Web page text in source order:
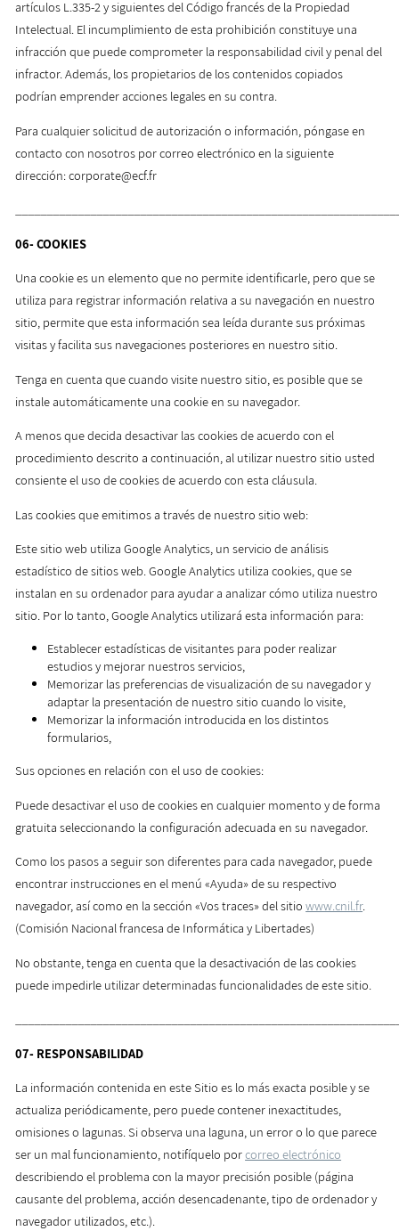
artículos L.335-2 y siguientes del Código francés de la Propiedad
Intelectual. El incumplimiento de esta prohibición constituye una
infracción que puede comprometer la responsabilidad civil y penal del
infractor. Además, los propietarios de los contenidos copiados
podrían emprender acciones legales en su contra.
Para cualquier solicitud de autorización o información, póngase en
contacto con nosotros por correo electrónico en la siguiente
dirección: corporate@ecf.fr
06-COOKIES
Una cookie es un elemento que no permite identificarle, pero que se
utiliza para registrar información relativa a su navegación en nuestro
sitio, permite que esta información sea leída durante sus próximas
visitas y facilita sus navegaciones posteriores en nuestro sitio.
Tenga en cuenta que cuando visite nuestro sitio, es posible que se
instale automáticamente una cookie en su navegador.
A menos que decida desactivar las cookies de acuerdo con el
procedimiento descrito a continuación, al utilizar nuestro sitio usted
consiente el uso de cookies de acuerdo con esta cláusula.
Las cookies que emitimos a través de nuestro sitio web:
Este sitio web utiliza Google Analytics, un servicio de análisis
estadístico de sitios web. Google Analytics utiliza cookies, que se
instalan en su ordenador para ayudar a analizar cómo utiliza nuestro
sitio. Por lo tanto, Google Analytics utilizará esta información para:
Establecer estadísticas de visitantes para poder realizar
estudios y mejorar nuestros servicios,
Memorizar las preferencias de visualización de su navegador y
adaptar la presentación de nuestro sitio cuando lo visite,
Memorizar la información introducida en los distintos
formularios,
Sus opciones en relación con el uso de cookies:
Puede desactivar el uso de cookies en cualquier momento y de forma
gratuita seleccionando la configuración adecuada en su navegador.
Como los pasos a seguir son diferentes para cada navegador, puede
encontrar instrucciones en el menú «Ayuda» de su respectivo
navegador, así como en la sección «Vos traces» del sitiowww.cnil.fr.
(Comisión Nacional francesa de Informática y Libertades)
No obstante, tenga en cuenta que la desactivación de las cookies
puede impedirle utilizar determinadas funcionalidades de este sitio.
07- RESPONSABILIDAD
La información contenida en este Sitio es lo más exacta posible y se
actualiza periódicamente, pero puede contener inexactitudes,
omisiones o lagunas. Si observa una laguna, un error o lo que parece
ser un mal funcionamiento, notifíquelo porcorreo electrónico
describiendo el problema con la mayor precisión posible (página
causante del problema, acción desencadenante, tipo de ordenador y
navegador utilizados, etc.).